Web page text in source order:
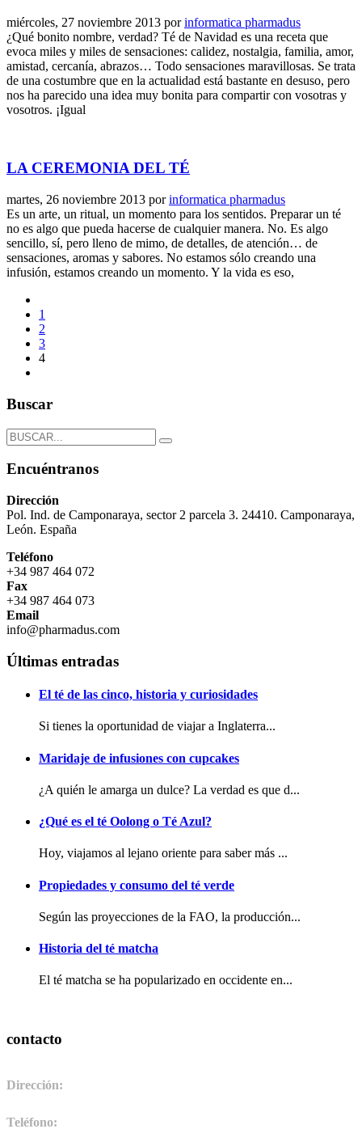
miércoles, 27 noviembre 2013 porinformatica pharmadus
¿Qué bonito nombre, verdad? Té de Navidad es una receta que
evoca miles y miles de sensaciones: calidez, nostalgia, familia, amor,
amistad, cercanía, abrazos… Todo sensaciones maravillosas. Se trata
de una costumbre que en la actualidad está bastante en desuso, pero
nos ha parecido una idea muy bonita para compartir con vosotras y
vosotros. ¡Igual
LA CEREMONIA DEL TÉ
martes, 26 noviembre 2013 porinformatica pharmadus
Es un arte, un ritual, un momento para los sentidos. Preparar un té
no es algo que pueda hacerse de cualquier manera. No. Es algo
sencillo, sí, pero lleno de mimo, de detalles, de atención… de
sensaciones, aromas y sabores. No estamos sólo creando una
infusión, estamos creando un momento. Y la vida es eso,
1
2
3
4
Buscar
Encuéntranos
Dirección
Pol. Ind. de Camponaraya, sector 2 parcela 3. 24410. Camponaraya,
León. España
Teléfono
+34 987 464 072
Fax
+34 987 464 073
Email
info@pharmadus.com
Últimas entradas
El té de las cinco, historia y curiosidades
Si tienes la oportunidad de viajar a Inglaterra...
Maridaje de infusiones con cupcakes
¿A quién le amarga un dulce? La verdad es que d...
¿Qué es el té Oolong o Té Azul?
Hoy, viajamos al lejano oriente para saber más ...
Propiedades y consumo del té verde
Según las proyecciones de la FAO, la producción...
Historia del té matcha
El té matcha se ha popularizado en occidente en...
contacto
Dirección:
Teléfono: